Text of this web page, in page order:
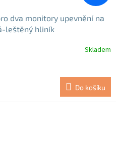
dva monitory upevnění na
leštěný hliník
Skladem
Do košíku